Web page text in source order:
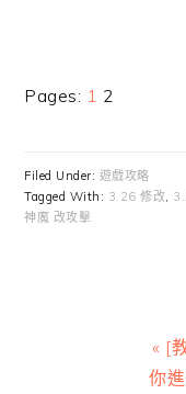
Pages: Page
1 Page
2
Filed Under: 遊戲攻略
Tagged With: 3.26 修改,
神魔 改攻擊
« [
你